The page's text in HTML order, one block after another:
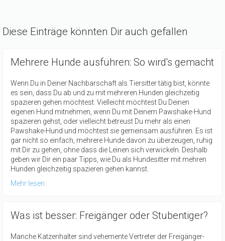
Diese Einträge könnten Dir auch gefallen
Mehrere Hunde ausführen: So wird's gemacht
Wenn Du in Deiner Nachbarschaft als Tiersitter tätig bist, könnte
es sein, dass Du ab und zu mit mehreren Hunden gleichzeitig
spazieren gehen möchtest. Vielleicht möchtest Du Deinen
eigenen Hund mitnehmen, wenn Du mit Deinem Pawshake-Hund
spazieren gehst, oder vielleicht betreust Du mehr als einen
Pawshake-Hund und möchtest sie gemeinsam ausführen. Es ist
gar nicht so einfach, mehrere Hunde davon zu überzeugen, ruhig
mit Dir zu gehen, ohne dass die Leinen sich verwickeln. Deshalb
geben wir Dir ein paar Tipps, wie Du als Hundesitter mit mehren
Hunden gleichzeitig spazieren gehen kannst.
Mehr lesen
Was ist besser: Freigänger oder Stubentiger?
Manche Katzenhalter sind vehemente Vertreter der Freigänger-